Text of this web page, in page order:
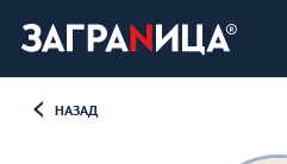
НАЗАД